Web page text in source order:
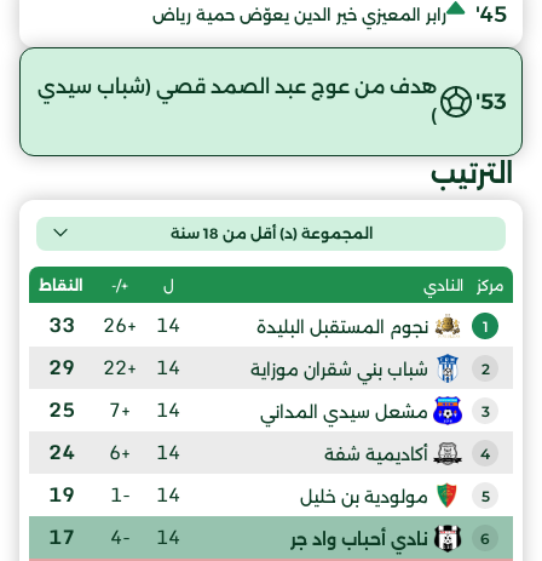
45' رابر المعيزي خير الدين يعوّض حمية رياض
53'
هدف من عوج عبد الصمد قصي (شباب سيدي
)
الترتيب
المجموعة (د) أقل من 18 سنة
مركز النادي ل +/- النقاط
1 نجوم المستقبل البليدة 14
+26
33
2 شباب بني شقران موزاية 14
+22
29
3 مشعل سيدي المداني 14
+7
25
4 أكاديمية شفة 14
+6
24
5 مولودية بن خليل 14
-1
19
6 نادي أحباب واد جر 14
-4
17